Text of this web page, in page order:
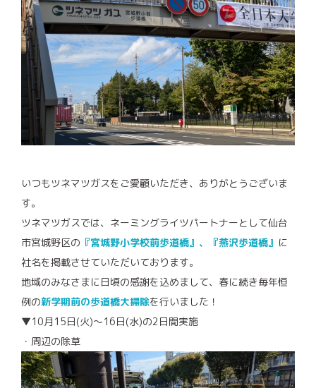
即湯サービス
プロパンガスのコト
プロパンガスの安全性
プロパンガス緊急時の対応
プロパンガスのメリット
プロパンガスの料金
プロパンガス導入例
プロパンガスQ&A
お客様の声
企業・ 賃貸オーナー様へ
いつもツネマツガスをご愛顧いただき、ありがとうございま
す。
ツネマツガスでは、ネーミングライツパートナーとして仙台
市宮城野区の 『宮城野小学校前歩道橋』、『燕沢歩道橋』 に
社名を掲載させていただいております。
地域のみなさまに日頃の感謝を込めまして、春に続き毎年恒
例の新学期前の歩道橋大掃除を行いました！
▼10月15日(火)～16日(水)の2日間実施
・周辺の除草